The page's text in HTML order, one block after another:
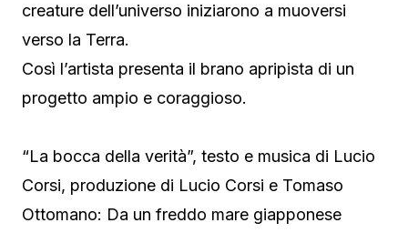
creature dell’universo iniziarono a muoversi
verso la Terra.
Così l’artista presenta il brano apripista di un
progetto ampio e coraggioso.
“La bocca della verità”, testo e musica di Lucio
Corsi, produzione di Lucio Corsi e Tomaso
Ottomano: Da un freddo mare giapponese